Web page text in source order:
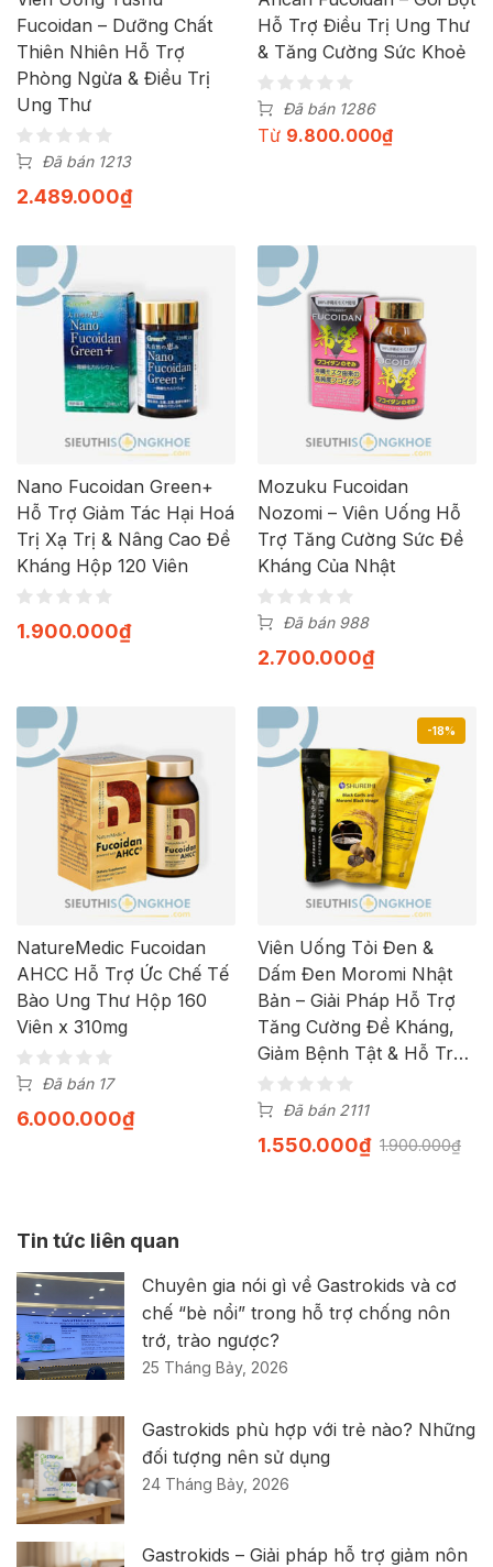
Fucoidan – Dưỡng Chất
Thiên Nhiên Hỗ Trợ
Phòng Ngừa & Điều Trị
Ung Thư
Đã bán 1213
2.489.000₫
Hỗ Trợ Điều Trị Ung Thư
& Tăng Cường Sức Khoẻ
Đã bán 1286
Từ 9.800.000₫
Nano Fucoidan Green+
Hỗ Trợ Giảm Tác Hại Hoá
Trị Xạ Trị & Nâng Cao Đề
Kháng Hộp 120 Viên
1.900.000₫
Mozuku Fucoidan
Nozomi – Viên Uống Hỗ
Trợ Tăng Cường Sức Đề
Kháng Của Nhật
Đã bán 988
2.700.000₫
NatureMedic Fucoidan
AHCC Hỗ Trợ Ức Chế Tế
Bào Ung Thư Hộp 160
Viên x 310mg
Đã bán 17
6.000.000₫
-18%
Viên Uống Tỏi Đen &
Dấm Đen Moromi Nhật
Bản – Giải Pháp Hỗ Trợ
Tăng Cường Đề Kháng,
Giảm Bệnh Tật & Hỗ Trợ
Hạn Chế Tác Nhân Gây
Ung Thư
Đã bán 2111
1.900.000₫
1.550.000₫
Tin tức liên quan
Chuyên gia nói gì về Gastrokids và cơ
chế “bè nổi” trong hỗ trợ chống nôn
trớ, trào ngược?
25 Tháng Bảy, 2026
Gastrokids phù hợp với trẻ nào? Những
đối tượng nên sử dụng
24 Tháng Bảy, 2026
Gastrokids – Giải pháp hỗ trợ giảm nôn